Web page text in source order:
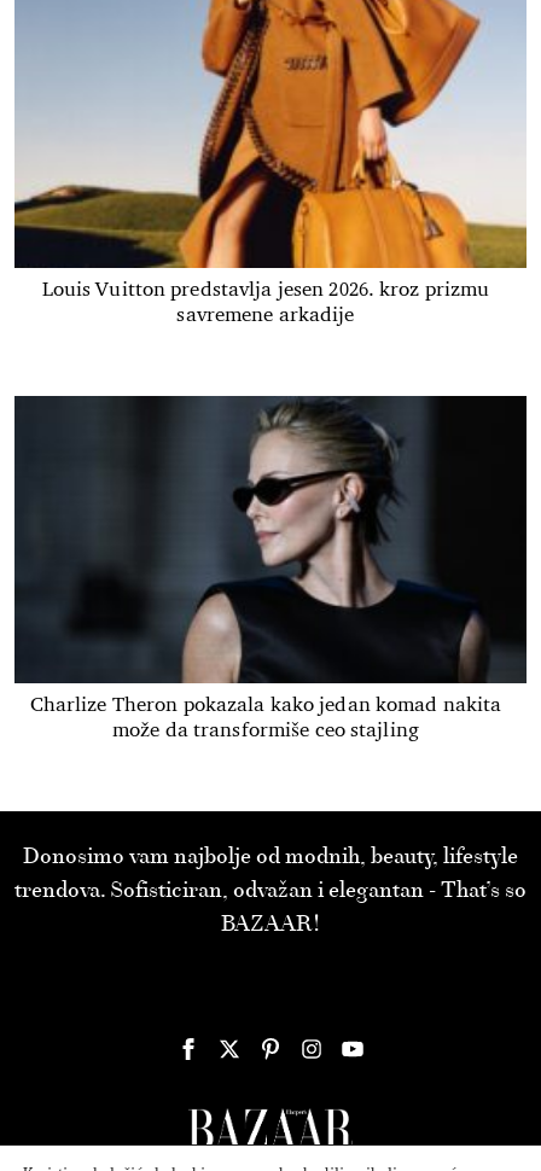
Louis Vuitton predstavlja jesen 2026. kroz prizmu
savremene arkadije
Charlize Theron pokazala kako jedan komad nakita
može da transformiše ceo stajling
Donosimo vam najbolje od modnih, beauty, lifestyle
trendova. Sofisticiran, odvažan i elegantan - That’s so
BAZAAR!